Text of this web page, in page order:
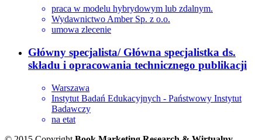
praca w modelu hybrydowym lub zdalnym.
Wydawnictwo Amber Sp. z o.o.
umowa zlecenie
Główny specjalista/ Główna specjalistka ds.
składu i opracowania technicznego publikacji
Warszawa
Instytut Badań Edukacyjnych - Państwowy Instytut
Badawczy
na etat